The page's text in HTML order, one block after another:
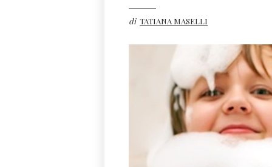
di TATIANA MASELLI